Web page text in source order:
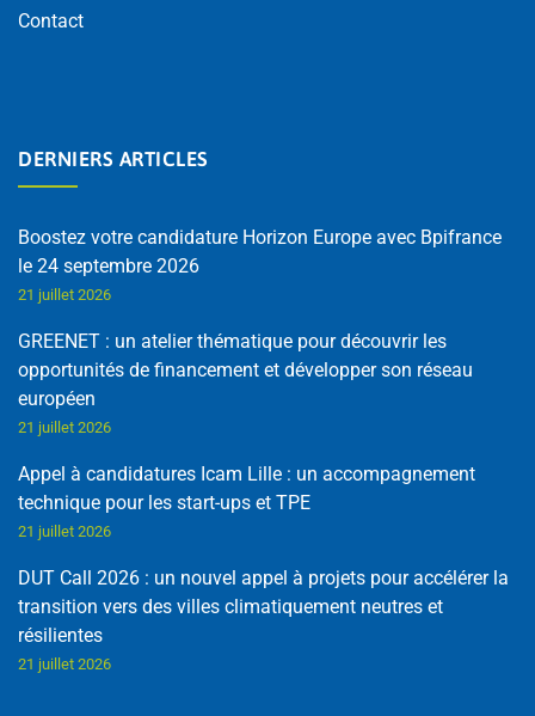
Contact
DERNIERS ARTICLES
Boostez votre candidature Horizon Europe avec Bpifrance
le 24 septembre 2026
21 juillet 2026
GREENET : un atelier thématique pour découvrir les
opportunités de financement et développer son réseau
européen
21 juillet 2026
Appel à candidatures Icam Lille : un accompagnement
technique pour les start-ups et TPE
21 juillet 2026
DUT Call 2026 : un nouvel appel à projets pour accélérer la
transition vers des villes climatiquement neutres et
résilientes
21 juillet 2026